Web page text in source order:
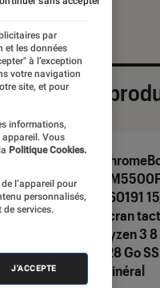
de
E60191
Ecran
Ryzen 3
128 Go
minéral
par
et les données
à l’exception
votre navigation
site, et pour
informations,
appareil. Vous
Politique Cookies.
l’appareil pour
personnalisés,
de services.
J'ACCEPTE